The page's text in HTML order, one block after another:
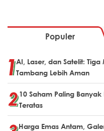
Populer
AI, Laser, dan Satelit:
Tambang Lebih Aman
10 Saham Paling Banyak
Teratas
Harga Emas Antam,